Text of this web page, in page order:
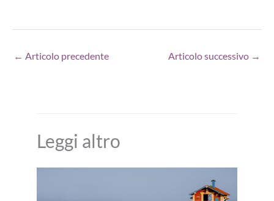
← Articolo precedente Articolo successivo →
Leggi altro